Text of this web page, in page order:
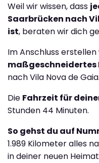
Weil wir wissen, dass
Saarbrücken nach
ist, beraten wir dich
Im Anschluss
maßgeschneidertes
nach Vila Nova de Gaia.
Die Fahrzeit für
Stunden 44 Minuten.
So gehst du auf
1.989 Kilometer alles
in deiner neuen